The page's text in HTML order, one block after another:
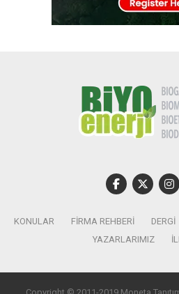
KONULAR FIRMA REHBERI DERGI
YAZARLARIMIZ